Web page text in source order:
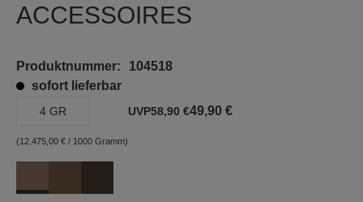
ACCESSOIRES
Produktnummer:
104518
sofort lieferbar
4 GR
(12.475,00 € / 1000 Gramm)
UVP58,90 €49,90 €